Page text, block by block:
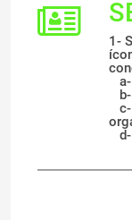
1-
a-
b-
c-
d-